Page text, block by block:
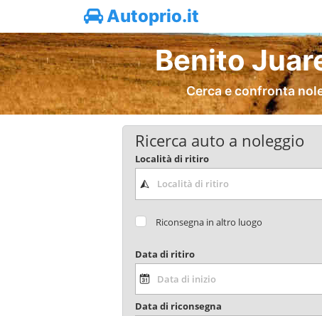
Autoprio.it
Benito
Cerca e confronta
Ricerca auto a noleggio
Località di ritiro
Riconsegna in altro luogo
Data di ritiro
Data di riconsegna